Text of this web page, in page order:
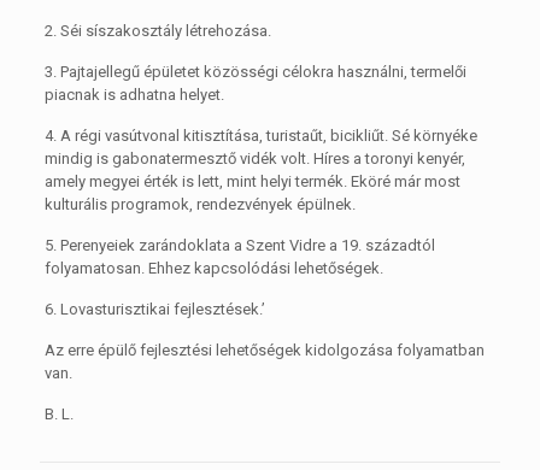
2. Séi síszakosztály létrehozása.
3. Pajtajellegű épületet közösségi célokra használni, termelői
piacnak is adhatna helyet.
4. A régi vasútvonal kitisztítása, turistaűt, bicikliűt. Sé környéke
mindig is gabonatermesztő vidék volt. Híres a toronyi kenyér,
amely megyei érték is lett, mint helyi termék. Eköré már most
kulturális programok, rendezvények épülnek.
5. Perenyeiek zarándoklata a Szent Vidre a 19. századtól
folyamatosan. Ehhez kapcsolódási lehetőségek.
6. Lovasturisztikai fejlesztések.’
Az erre épülő fejlesztési lehetőségek kidolgozása folyamatban
van.
B. L.